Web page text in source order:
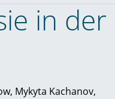
in der
Mykyta Kachanov,